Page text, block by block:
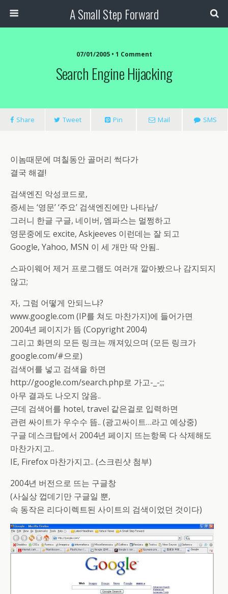
A Small Step Forward
07/01/2005 • 1 Comment
Search Engine Hijacking
Share Tweet Pin Mail SMS
이놈때문에 며칠동안 골머리 썩다가
결국 해결!
검색엔진 악성코드로,
증세는 ‘영문’ ‘주요’ 검색엔진에만 나타남/
그러니 한글 구글, 네이버, 엠파스는 멀쩡하고
영문중에도 excite, Askjeeves 이런데는 잘 되고
Google, Yahoo, MSN 이 세 개만 딱 안됨..
스파이웨어 제거 프로그램도 여러개 깔아봤으나 감지되지
않고;
자, 그럼 어떻게 안되느냐?
www.google.com (IP를 쳐도 마찬가지)에 들어가면
2004년 페이지가 뜸 (Copyright 2004)
그리고 화면의 모든 링크는 깨져있으며 (모든 링크가
google.com/#으로)
검색어를 넣고 검색을 하면
http://google.com/search.php로 가고-_-;;;
아무 결과도 나오지 않음..
근데 검색어를 hotel, travel 같은걸로 입력하면
관련 싸이트가 우수수 뜸.. (광고싸이트…라고 예상중)
구글 데스크탑에서 2004년 페이지 뜨는항목 다 삭제해도
마찬가지고..
IE, Firefox 마찬가지고.. (스크린샷 첨부)
2004년 버전으로 뜨는 구글창
(사실상 껍데기만 구글일 뿐,
속 동작은 리다이렉트된 사이트의 검색이었던 것이다)